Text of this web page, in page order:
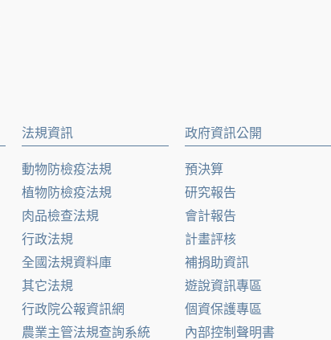
法規資訊
動物防檢疫法規
植物防檢疫法規
肉品檢查法規
行政法規
全國法規資料庫
其它法規
行政院公報資訊網
農業主管法規查詢系統
政府資訊公開
預決算
研究報告
會計報告
計畫評核
補捐助資訊
遊說資訊專區
個資保護專區
內部控制聲明書